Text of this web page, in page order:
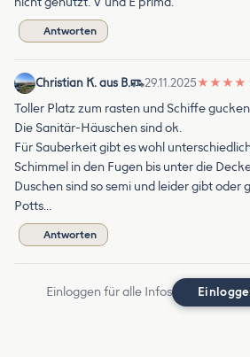
Antworten
Christian K. aus B. 29.11.2025★ ★ ★ ★
Toller Platz zum rasten und Schiffe
Die Sanitär-Häuschen sind ok.
Für Sauberkeit gibt es wohl
Schimmel in den Fugen bis unter die
Duschen sind so semi und leider gibt oder
Potts…
Antworten
Einloggen für alle Infos